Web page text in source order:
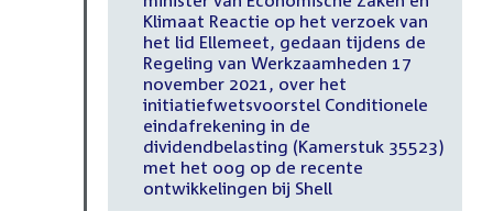
Klimaat Reactie op het verzoek van
het lid Ellemeet, gedaan tijdens de
Regeling van Werkzaamheden 17
november 2021, over het
initiatiefwetsvoorstel Conditionele
eindafrekening in de
dividendbelasting (Kamerstuk 35523)
met het oog op de recente
ontwikkelingen bij Shell